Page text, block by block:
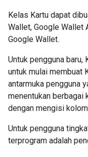
Kelas Kartu dapat
Wallet, Google Wallet
Google Wallet.
Untuk pengguna baru,
untuk mulai membuat
antarmuka pengguna
menentukan berbagai
dengan mengisi
Untuk pengguna
terprogram adalah